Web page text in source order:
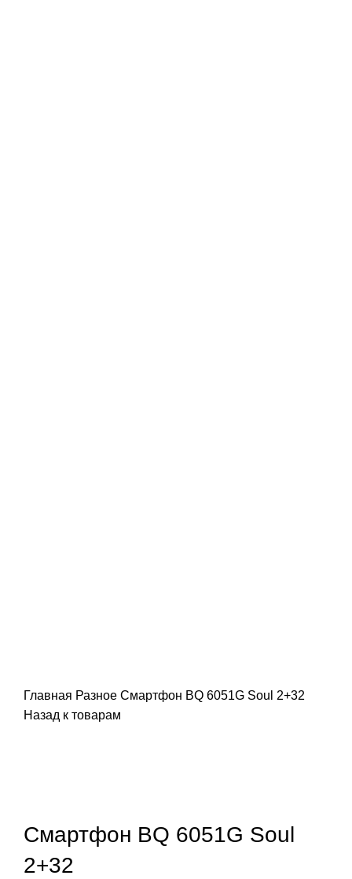
Главная Разное Смартфон BQ 6051G Soul 2+32
Назад к товарам
Смартфон BQ 6051G Soul
2+32